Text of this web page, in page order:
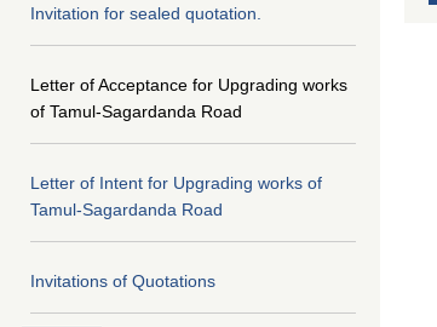
Invitation for sealed quotation.
Letter of Acceptance for Upgrading works
of Tamul-Sagardanda Road
Letter of Intent for Upgrading works of
Tamul-Sagardanda Road
Invitations of Quotations